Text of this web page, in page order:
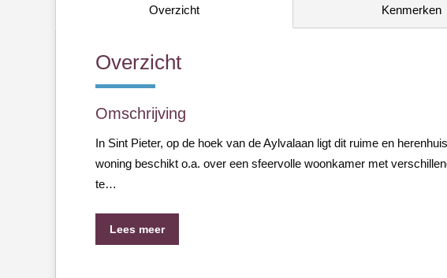
Overzicht Kenmerken
Overzicht
Omschrijving
In Sint Pieter, op de hoek van de Aylvalaan ligt dit ruime en
woning beschikt o.a. over een sfeervolle woonkamer met
te…
Lees meer